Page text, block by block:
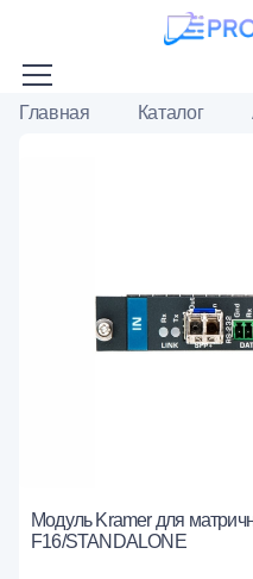
Главная Каталог
Модуль Kramer для
F16/STANDALONE